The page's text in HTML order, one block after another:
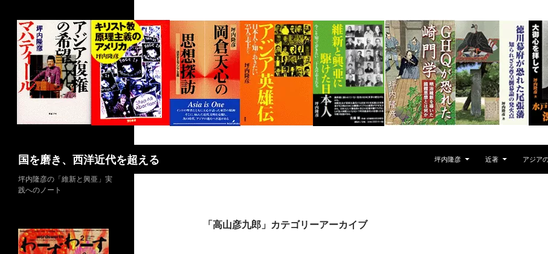
国を磨き、西洋近代を超える 坪内隆彦 近著 アジア
「高山彦九郎」カテゴリーアーカイブ
坪内隆彦の「維新と興亜」実
践へのノート